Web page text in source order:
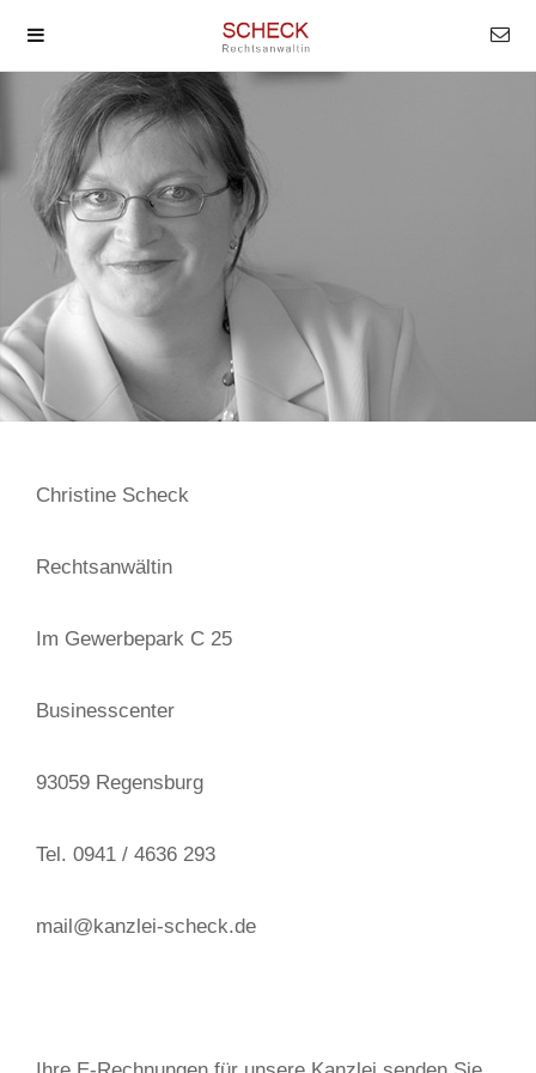
Christine Scheck
Rechtsanwältin
Im Gewerbepark C 25
Businesscenter
93059 Regensburg
Tel. 0941 / 4636 293
mail@kanzlei-scheck.de